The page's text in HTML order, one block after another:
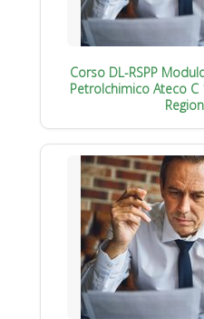
Corso DL-RSPP
Petrolchimico Ateco